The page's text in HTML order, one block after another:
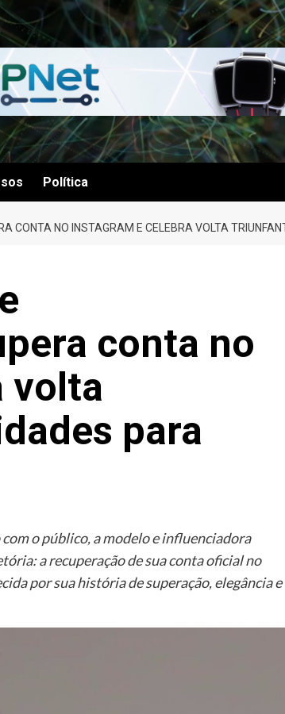
Política
CONTA NO INSTAGRAM E CELEBRA VOLTA
conta no
volta
para
o público, a modelo e influenciadora
a recuperação de sua conta oficial no
por sua história de superação, elegância e